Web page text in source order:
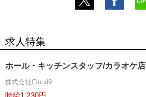
求人特集
ホール・キッチンスタッフ/カラオケ店
株式会社Cloud9